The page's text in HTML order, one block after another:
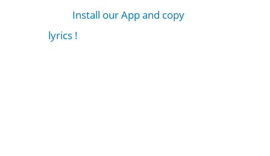
Install our App and copy
lyrics !